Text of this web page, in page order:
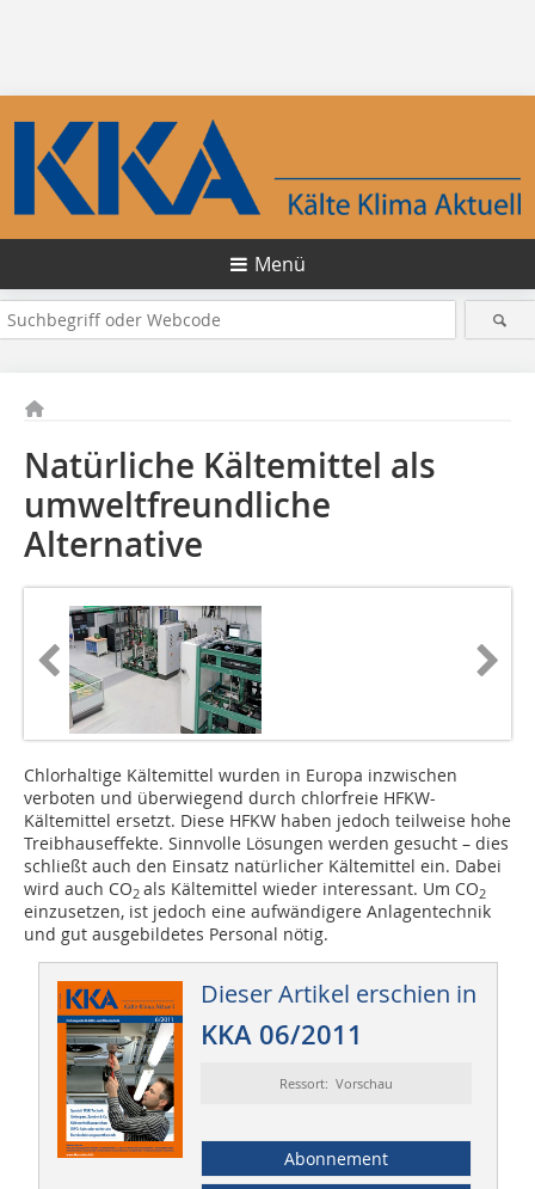
Menü
Natürliche Kältemittel als
umweltfreundliche
Alternative
Chlorhaltige Kältemittel wurden in Europa inzwischen
verboten und überwiegend durch chlorfreie HFKW-
Kältemittel ersetzt. Diese HFKW haben jedoch teilweise hohe
Treibhauseffekte. Sinnvolle Lösungen werden gesucht – dies
schließt auch den Einsatz natürlicher Kältemittel ein. Dabei
wird auch CO2 als Kältemittel wieder interessant. Um CO2
einzusetzen, ist jedoch eine aufwändigere Anlagentechnik
und gut ausgebildetes Personal nötig.
Dieser Artikel erschien in
KKA 06/2011
Ressort: Vorschau
Abonnement